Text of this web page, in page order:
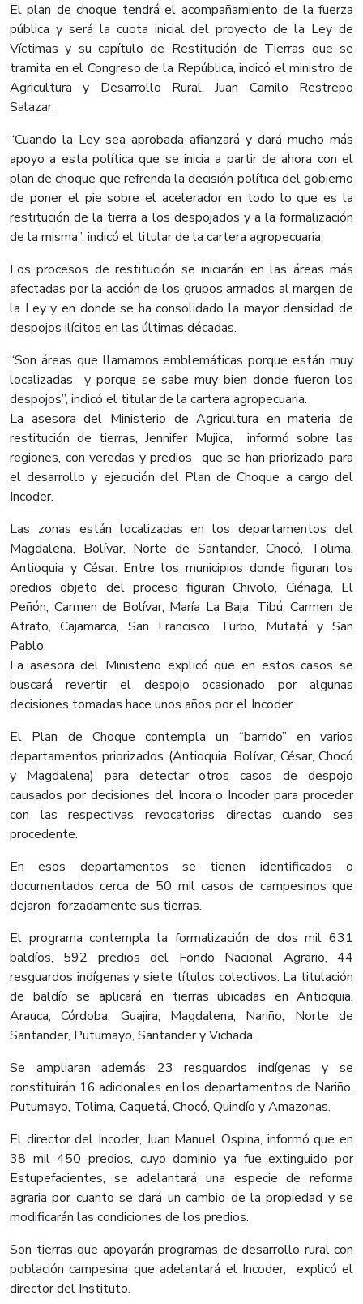
El plan de choque tendrá el acompañamiento de la fuerza
pública y será la cuota inicial del proyecto de la Ley de
Víctimas y su capítulo de Restitución de Tierras que se
tramita en el Congreso de la República, indicó el ministro de
Agricultura y Desarrollo Rural, Juan Camilo Restrepo
Salazar.
“Cuando la Ley sea aprobada afianzará y dará mucho más
apoyo a esta política que se inicia a partir de ahora con el
plan de choque que refrenda la decisión política del gobierno
de poner el pie sobre el acelerador en todo lo que es la
restitución de la tierra a los despojados y a la formalización
de la misma”, indicó el titular de la cartera agropecuaria.
Los procesos de restitución se iniciarán en las áreas más
afectadas por la acción de los grupos armados al margen de
la Ley y en donde se ha consolidado la mayor densidad de
despojos ilícitos en las últimas décadas.
“Son áreas que llamamos emblemáticas porque están muy
localizadas y porque se sabe muy bien donde fueron los
despojos”, indicó el titular de la cartera agropecuaria.
La asesora del Ministerio de Agricultura en materia de
restitución de tierras, Jennifer Mujica, informó sobre las
regiones, con veredas y predios que se han priorizado para
el desarrollo y ejecución del Plan de Choque a cargo del
Incoder.
Las zonas están localizadas en los departamentos del
Magdalena, Bolívar, Norte de Santander, Chocó, Tolima,
Antioquia y César. Entre los municipios donde figuran los
predios objeto del proceso figuran Chivolo, Ciénaga, El
Peñón, Carmen de Bolívar, María La Baja, Tibú, Carmen de
Atrato, Cajamarca, San Francisco, Turbo, Mutatá y San
Pablo.
La asesora del Ministerio explicó que en estos casos se
buscará revertir el despojo ocasionado por algunas
decisiones tomadas hace unos años por el Incoder.
El Plan de Choque contempla un “barrido” en varios
departamentos priorizados (Antioquia, Bolívar, César, Chocó
y Magdalena) para detectar otros casos de despojo
causados por decisiones del Incora o Incoder para proceder
con las respectivas revocatorias directas cuando sea
procedente.
En esos departamentos se tienen identificados o
documentados cerca de 50 mil casos de campesinos que
dejaron forzadamente sus tierras.
El programa contempla la formalización de dos mil 631
baldíos, 592 predios del Fondo Nacional Agrario, 44
resguardos indígenas y siete títulos colectivos. La titulación
de baldío se aplicará en tierras ubicadas en Antioquia,
Arauca, Córdoba, Guajira, Magdalena, Nariño, Norte de
Santander, Putumayo, Santander y Vichada.
Se ampliaran además 23 resguardos indígenas y se
constituirán 16 adicionales en los departamentos de Nariño,
Putumayo, Tolima, Caquetá, Chocó, Quindío y Amazonas.
El director del Incoder, Juan Manuel Ospina, informó que en
38 mil 450 predios, cuyo dominio ya fue extinguido por
Estupefacientes, se adelantará una especie de reforma
agraria por cuanto se dará un cambio de la propiedad y se
modificarán las condiciones de los predios.
Son tierras que apoyarán programas de desarrollo rural con
población campesina que adelantará el Incoder, explicó el
director del Instituto.